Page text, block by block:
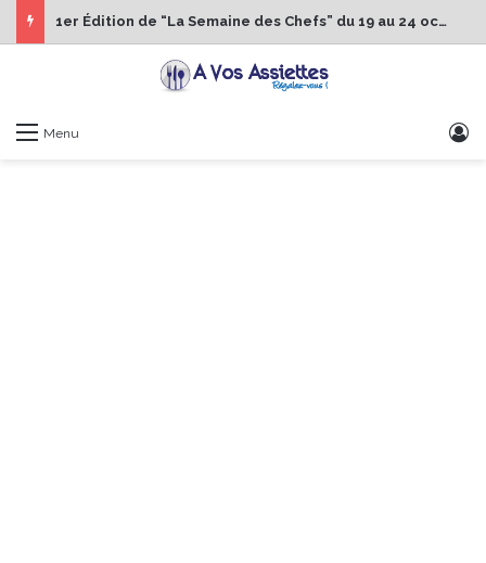
1er Édition de “La Semaine des Chefs” du 19 au 24 octobre 2026
Menu